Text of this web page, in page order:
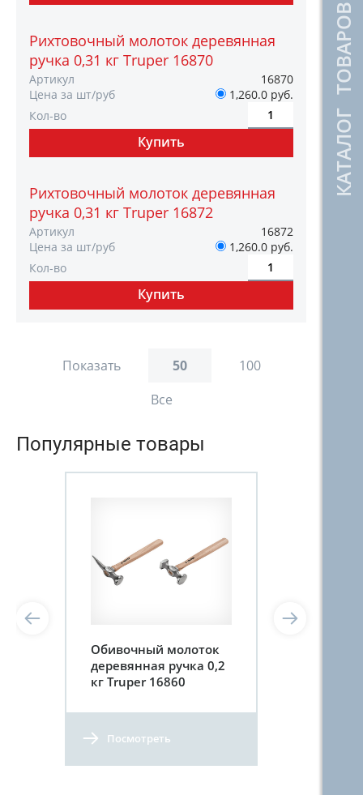
КАТАЛОГ ТОВАРОВ
Рихтовочный молоток деревянная
ручка 0,31 кг Truper 16870
Артикул
16870
Цена за шт/руб
1,260.0 руб.
Кол-во
Рихтовочный молоток деревянная
ручка 0,31 кг Truper 16872
Артикул
16872
Цена за шт/руб
1,260.0 руб.
Кол-во
Показать 50
100
Все
Популярные товары
Обивочный молоток
деревянная ручка 0,2
кг Truper 16860
Посмотреть